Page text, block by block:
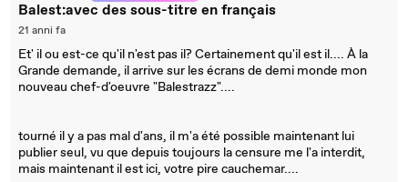
Balest:avec des sous-titre en français
21 anni fa
Et' il ou est-ce qu'il n'est pas il? Certainement qu'il est il.... À la
Grande demande, il arrive sur les écrans de demi monde mon
nouveau chef-d'oeuvre "Balestrazz"....
tourné il y a pas mal d'ans, il m'a été possible maintenant lui
publier seul, vu que depuis toujours la censure me l'a interdit,
mais maintenant il est ici, votre pire cauchemar....